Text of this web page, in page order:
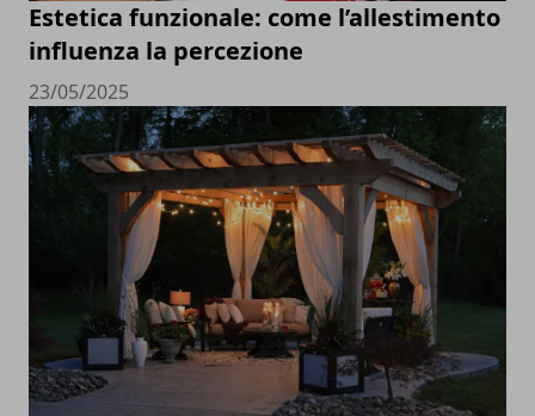
Estetica funzionale: come l’allestimento
influenza la percezione
23/05/2025